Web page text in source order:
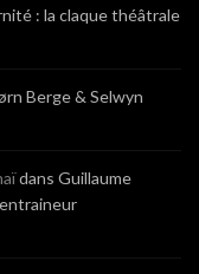
: la claque théâtrale
Berge & Selwyn
dans Guillaume